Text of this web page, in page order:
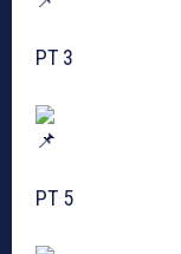
PT 3
PT 5